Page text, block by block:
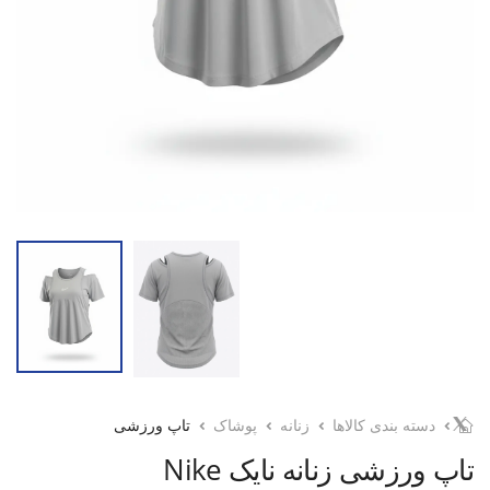
دسته بندی کالاها زنانه پوشاک تاپ ورزشی
تاپ ورزشی زنانه نایک Nike